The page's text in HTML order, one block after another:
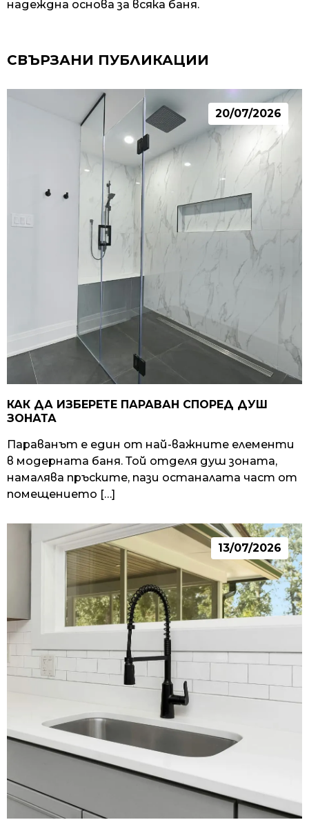
надеждна основа за всяка баня.
СВЪРЗАНИ ПУБЛИКАЦИИ
КАК ДА ИЗБЕРЕТЕ ПАРАВАН СПОРЕД ДУШ
ЗОНАТА
20/07/2026
Параванът е един от най-важните елементи
в модерната баня. Той отделя душ зоната,
намалява пръските, пази останалата част от
помещението […]
13/07/2026